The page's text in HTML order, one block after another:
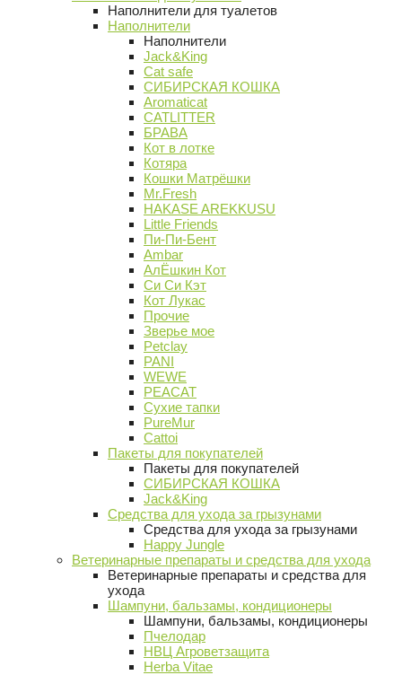
Наполнители для туалетов
Наполнители
Наполнители
Jack&King
Cat safe
СИБИРСКАЯ КОШКА
Aromaticat
CATLITTER
БРАВА
Кот в лотке
Котяра
Кошки Матрёшки
Mr.Fresh
HAKASE AREKKUSU
Little Friends
Пи-Пи-Бент
Ambar
АлЁшкин Кот
Си Си Кэт
Кот Лукас
Прочие
Зверье мое
Petclay
PANI
WEWE
PEACAT
Сухие тапки
PureMur
Cattoi
Пакеты для покупателей
Пакеты для покупателей
СИБИРСКАЯ КОШКА
Jack&King
Средства для ухода за грызунами
Средства для ухода за грызунами
Happy Jungle
Ветеринарные препараты и средства для ухода
Ветеринарные препараты и средства для
ухода
Шампуни, бальзамы, кондиционеры
Шампуни, бальзамы, кондиционеры
Пчелодар
НВЦ Агроветзащита
Herba Vitae